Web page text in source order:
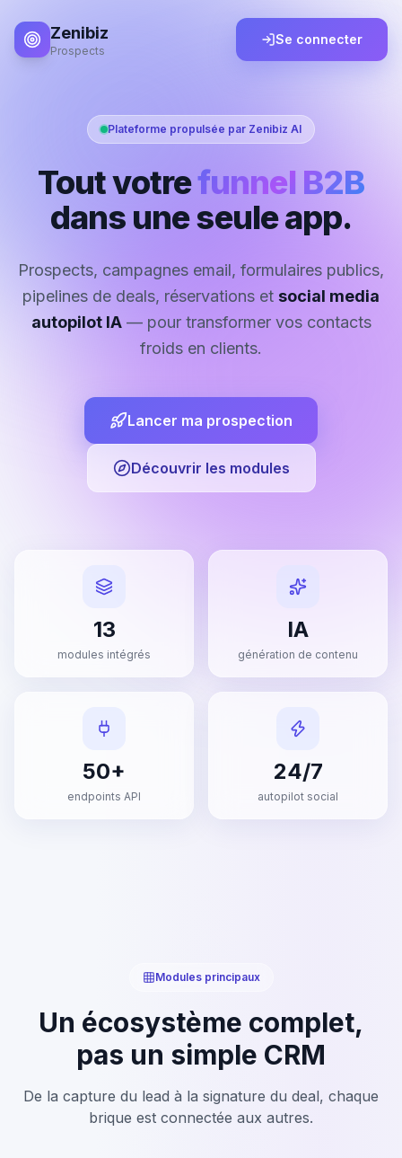
Zenibiz
Prospects
Se connecter
Plateforme propulsée par Zenibiz AI
Tout votrefunnel B2B
dans une seule app.
Prospects, campagnes email, formulaires publics,
pipelines de deals, réservations et social media
autopilot IA— pour transformer vos contacts
froids en clients.
Lancer ma prospection
Découvrir les modules
13
modules intégrés
IA
génération de contenu
50+
endpoints API
24/7
autopilot social
Modules principaux
Un écosystème complet,
pas un simple CRM
De la capture du lead à la signature du deal, chaque
brique est connectée aux autres.